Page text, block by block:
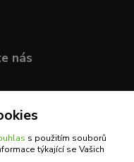
nás
s použitím souborů
týkající se Vašich